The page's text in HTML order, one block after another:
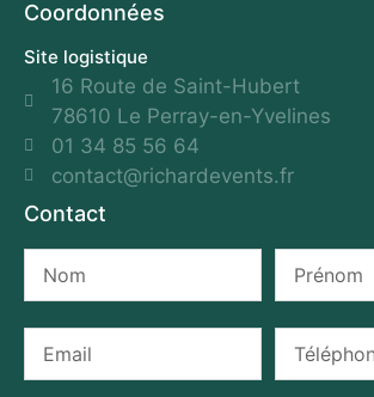
Coordonnées
Site logistique
16 Route de Saint-Hubert
78610 Le Perray-en-Yvelines
01 34 85 56 64
contact@richardevents.fr
Contact